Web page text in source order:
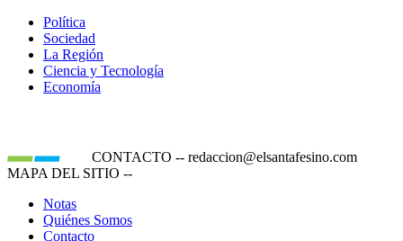
Política
Sociedad
La Región
Ciencia y Tecnología
Economía
CONTACTO -- redaccion@elsantafesino.com
MAPA DEL SITIO --
Notas
Quiénes Somos
Contacto